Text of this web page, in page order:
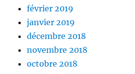
février 2019
janvier 2019
décembre 2018
novembre 2018
octobre 2018